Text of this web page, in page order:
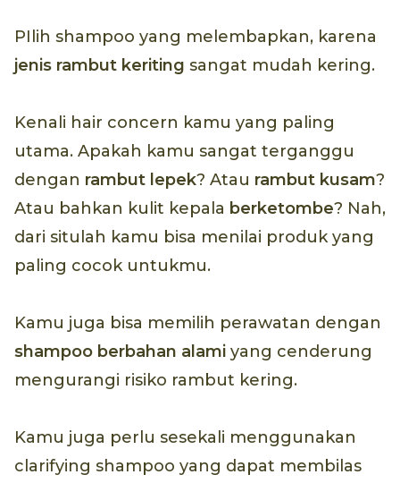
PIlih shampoo yang melembapkan, karena
jenis rambut keriting sangat mudah kering.
Kenali hair concern kamu yang paling
utama. Apakah kamu sangat terganggu
dengan rambut lepek? Atau rambut kusam?
Atau bahkan kulit kepala berketombe? Nah,
dari situlah kamu bisa menilai produk yang
paling cocok untukmu.
Kamu juga bisa memilih perawatan dengan
shampoo berbahan alami yang cenderung
mengurangi risiko rambut kering.
Kamu juga perlu sesekali menggunakan
clarifying shampoo yang dapat membilas